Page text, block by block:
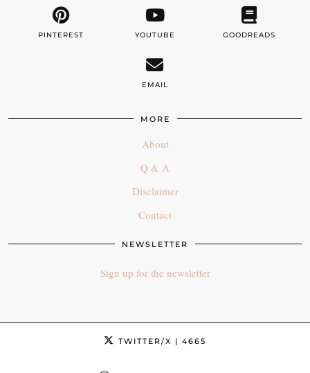
PINTEREST YOUTUBE GOODREADS
EMAIL
MORE
About
Q & A
Disclaimer
Contact
NEWSLETTER
Sign up for the newsletter
TWITTER/X | 4665